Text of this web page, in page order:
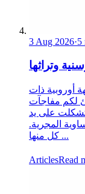
3 Aug 2026·5
وتراثها
أوروبية ذات
لكم مفاجآت
تشكلت على يد
المجرية.
كل منها ...
ArticlesRead